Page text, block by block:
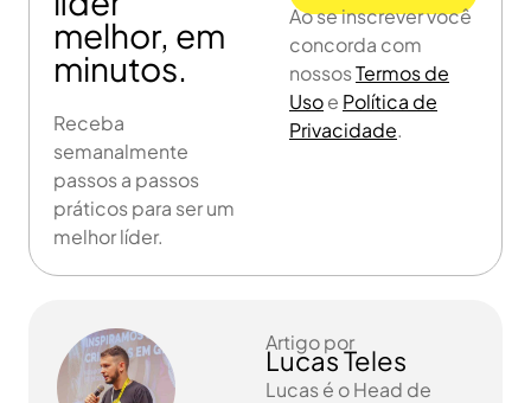
melhor, em
minutos.
Receba
semanalmente
passos a passos
práticos para ser um
melhor líder.
Ao se inscrever você
concorda com
nossosTermos de
Usoe Política de
Privacidade.
Artigo por
Lucas Teles
Lucas é o Head de